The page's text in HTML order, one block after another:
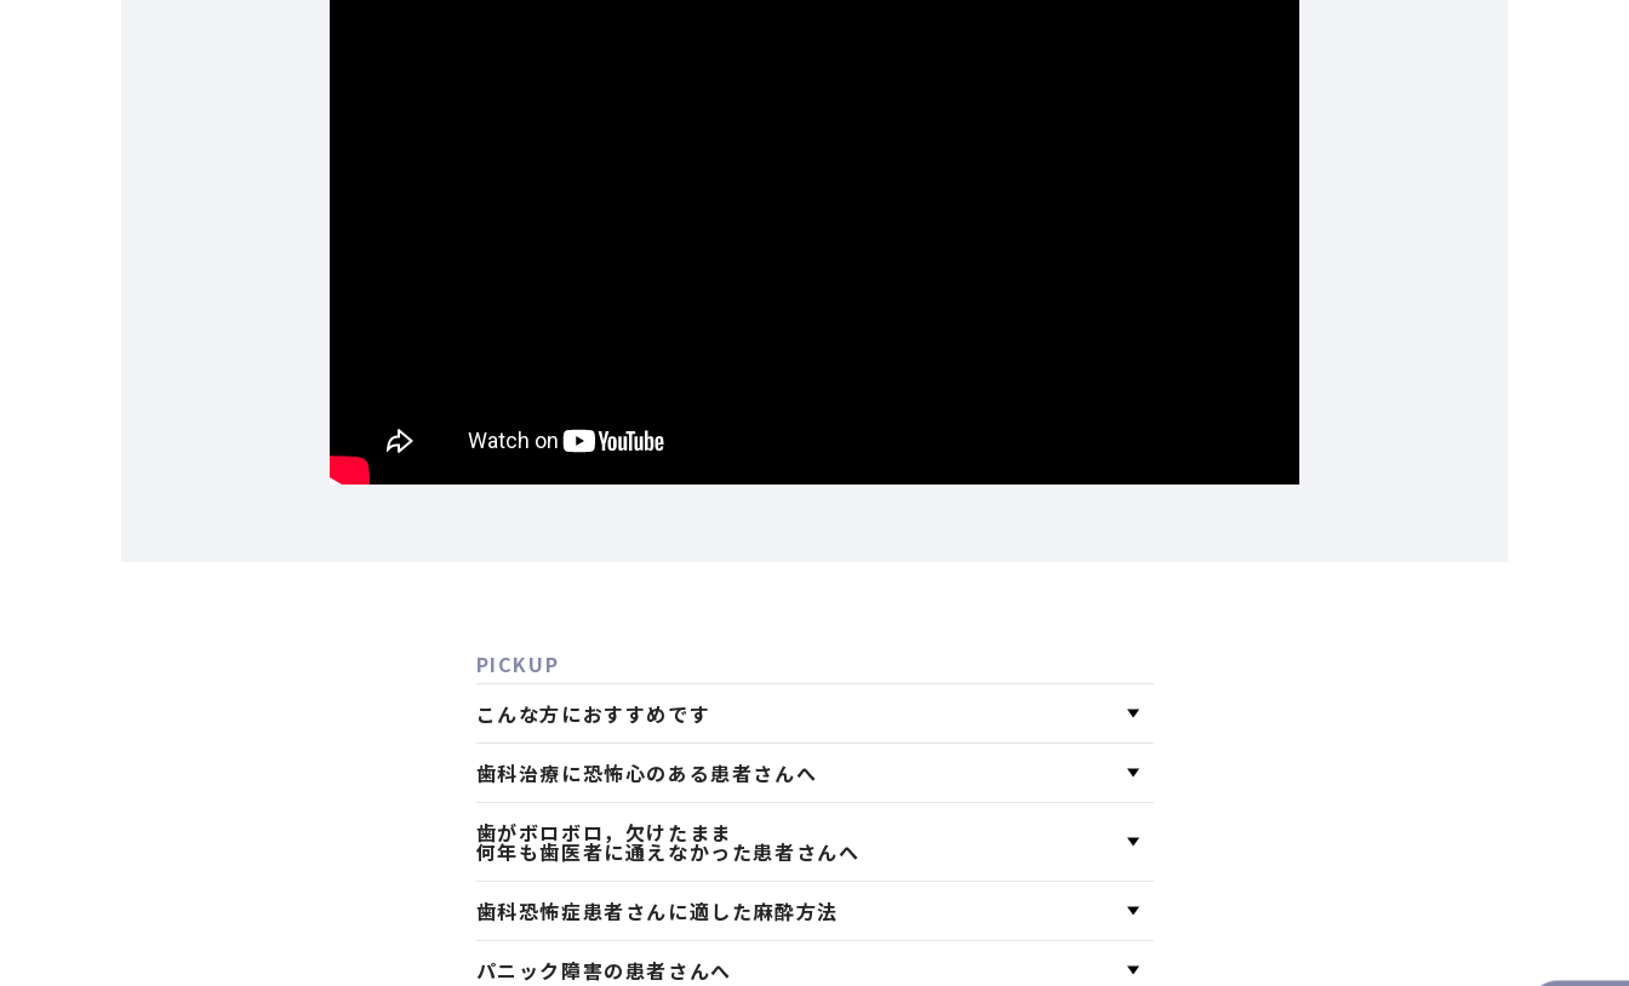
PICKUP
こんな方におすすめです
歯科治療に恐怖心のある患者さんへ
歯がボロボロ，欠けたまま
何年も歯医者に通えなかった患者さんへ
歯科恐怖症患者さんに適した麻酔方法
パニック障害の患者さんへ